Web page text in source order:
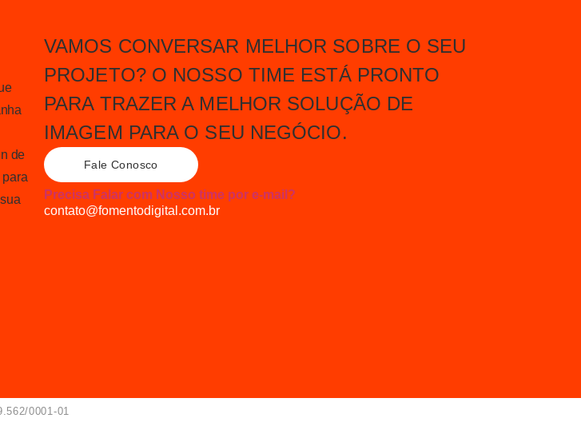
de
VAMOS CONVERSAR MELHOR SOBRE O SEU
PROJETO? O NOSSO TIME ESTÁ PRONTO
PARA TRAZER A MELHOR SOLUÇÃO DE
IMAGEM PARA O SEU NEGÓCIO.
Fale Conosco
Precisa Falar com Nosso time por e-mail?
contato@fomentodigital.com.br
0001-01